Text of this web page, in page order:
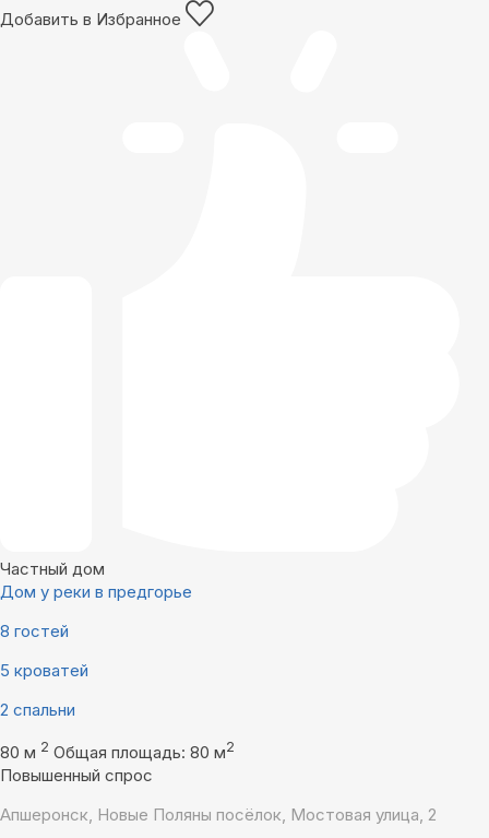
Добавить в Избранное
Частный дом
Дом у реки в предгорье
8 гостей
5 кроватей
2 спальни
80 м 2 Общая площадь: 80 м2
Повышенный спрос
Апшеронск, Новые Поляны посёлок, Мостовая улица, 2